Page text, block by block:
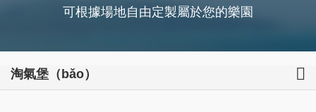
可根據場地自由定製屬於您的樂園
淘氣堡（bǎo）